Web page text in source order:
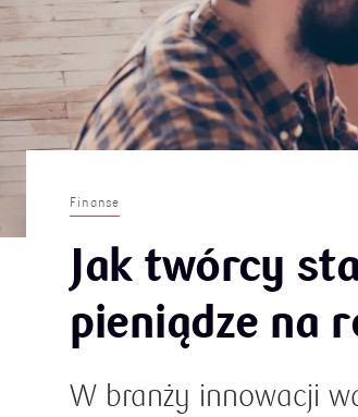
Finanse
Jak twórcy
pieniądze na
W branży innowacji